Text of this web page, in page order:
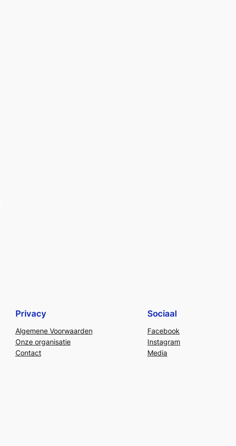
Privacy
Algemene Voorwaarden
Onze organisatie
Contact
Sociaal
Facebook
Instagram
Media